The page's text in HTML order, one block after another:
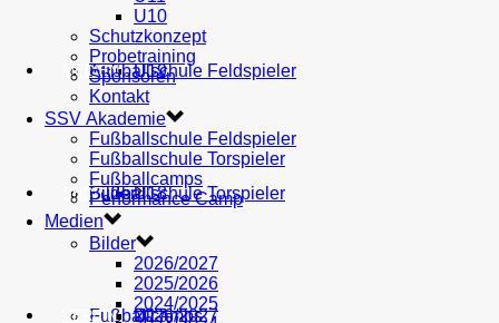
AH U19
U18
U17
Fußballschule Feldspieler
Fußballschule Torspieler
Fußballcamps
MEDIEN
Bilder
2026/2027
SHOP
VEREIN
U10
Schutzkonzept
Probetraining
Sponsoren
Kontakt
SSV Akademie
Fußballschule Feldspieler
Fußballschule Torspieler
Fußballcamps
Performance Camp
Medien
Bilder
2026/2027
2025/2026
2024/2025